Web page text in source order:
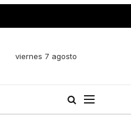
viernes 7 agosto